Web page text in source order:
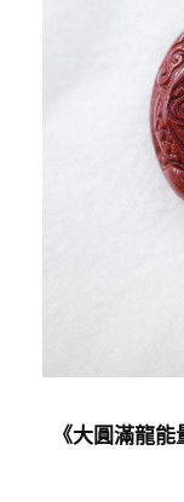
《大圓滿龍